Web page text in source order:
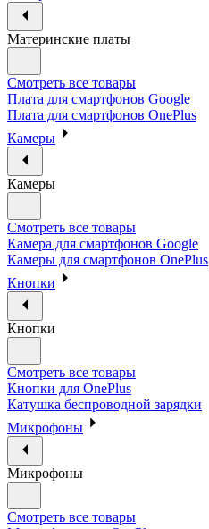
Материнские платы
Смотреть все товары
Плата для смартфонов Google
Плата для смартфонов OnePlus
Камеры
Камеры
Смотреть все товары
Камера для смартфонов Google
Камеры для смартфонов OnePlus
Кнопки
Кнопки
Смотреть все товары
Кнопки для OnePlus
Катушка беспроводной зарядки
Микрофоны
Микрофоны
Смотреть все товары